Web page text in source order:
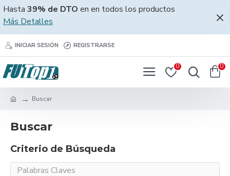
Hasta 39% de DTO en en todos los productos
Más Detalles
INICIAR SESIÓN REGISTRARSE
0 0
Buscar
Buscar
Criterio de Búsqueda